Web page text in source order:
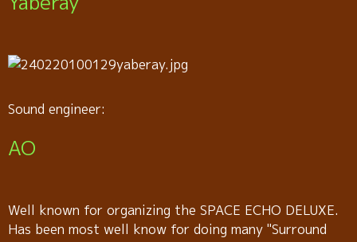
Sound engineer:
AO
Well known for organizing the SPACE ECHO DELUXE.
Has been most well know for doing many "Surround